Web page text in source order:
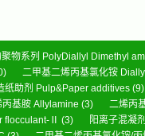
聚物系列 PolyDiallyl Dimethyl
二甲基二烯丙基氯化铵
纸助剂 Pulp&Paper additives (9)
丙基胺 Allylamine (3)
二烯丙
flocculant-Ⅱ (3)
阳离子混凝